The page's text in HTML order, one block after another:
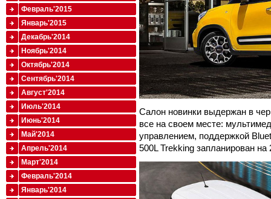
Салон новинки выдержан в
все на своем месте:
управлением, поддержкой
500L Trekking запланирован
Февраль'2015
Январь'2015
Декабрь'2014
Ноябрь'2014
Октябрь'2014
Сентябрь'2014
Август'2014
Июль'2014
Июнь'2014
Май'2014
Апрель'2014
Март'2014
Февраль'2014
Январь'2014